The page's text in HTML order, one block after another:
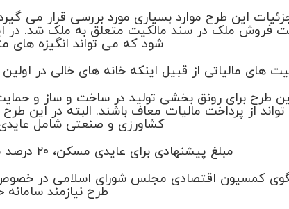
این طرح موارد بسیاری مورد بررسی قرار می
فروش ملک در سند مالکیت متعلق به ملک شد. در
شود که می تواند انگیزه های
های مالیاتی از قبیل اینکه خانه های خالی در
از پرداخت مالیات معاف باشند. البته در این
کشاورزی و صنعتی شامل
مبلغ پیشنهادی برای عایدی مسکن، ۲۰ درصد مبلغ خرید و فروش مطرح شده است.
کمسیون اقتصادی مجلس شورای اسلامی در خصوص
طرح نیازمند